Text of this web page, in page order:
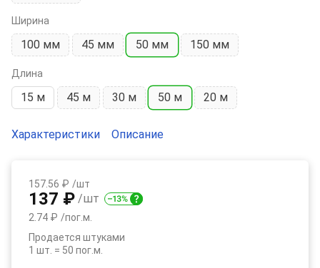
Ширина
100 мм 45 мм 50 мм 150 мм
Длина
15 м 45 м 30 м 50 м 20 м
Характеристики Описание
157.56 ₽ /шт
137 ₽ /шт
2.74 ₽ /пог.м.
Продается штуками
1 шт. = 50 пог.м.